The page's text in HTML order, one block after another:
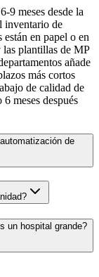
9 meses desde la
inventario de
en papel o en
las plantillas de MP
añade
más cortos
de calidad de
meses después
de
un hospital grande?